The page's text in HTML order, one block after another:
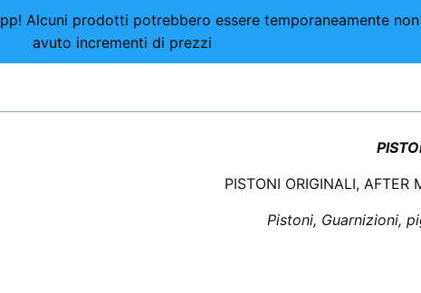
Alcuni prodotti potrebbero essere temporaneamente
avuto incrementi di prezzi
PISTONI ORIGINALI, AFTER
Pistoni, Guarnizioni,